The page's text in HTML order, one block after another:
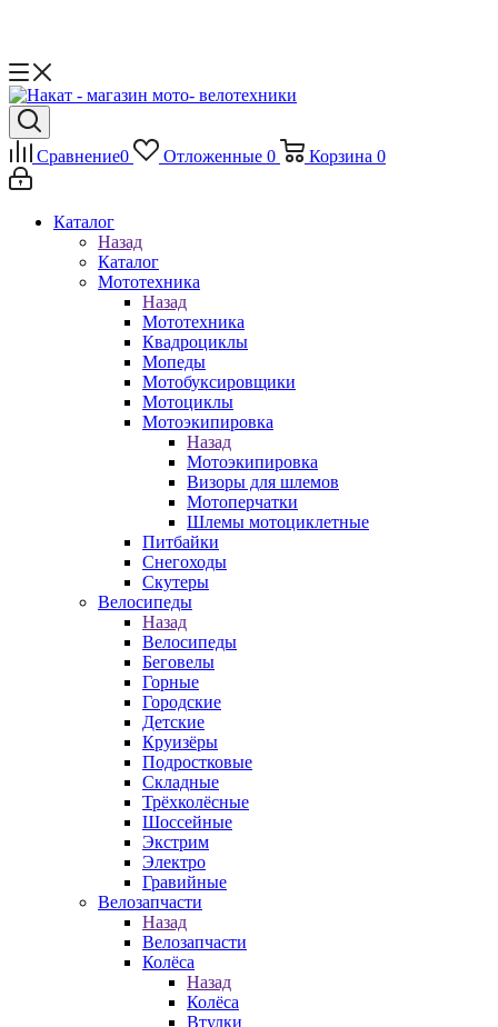
Сравнение0 Отложенные 0 Корзина 0
Каталог
Назад
Каталог
Мототехника
Назад
Мототехника
Квадроциклы
Мопеды
Мотобуксировщики
Мотоциклы
Мотоэкипировка
Назад
Мотоэкипировка
Визоры для шлемов
Мотоперчатки
Шлемы мотоциклетные
Питбайки
Снегоходы
Скутеры
Велосипеды
Назад
Велосипеды
Беговелы
Горные
Городские
Детские
Круизёры
Подростковые
Складные
Трёхколёсные
Шоссейные
Экстрим
Электро
Гравийные
Велозапчасти
Назад
Велозапчасти
Колёса
Назад
Колёса
Втулки